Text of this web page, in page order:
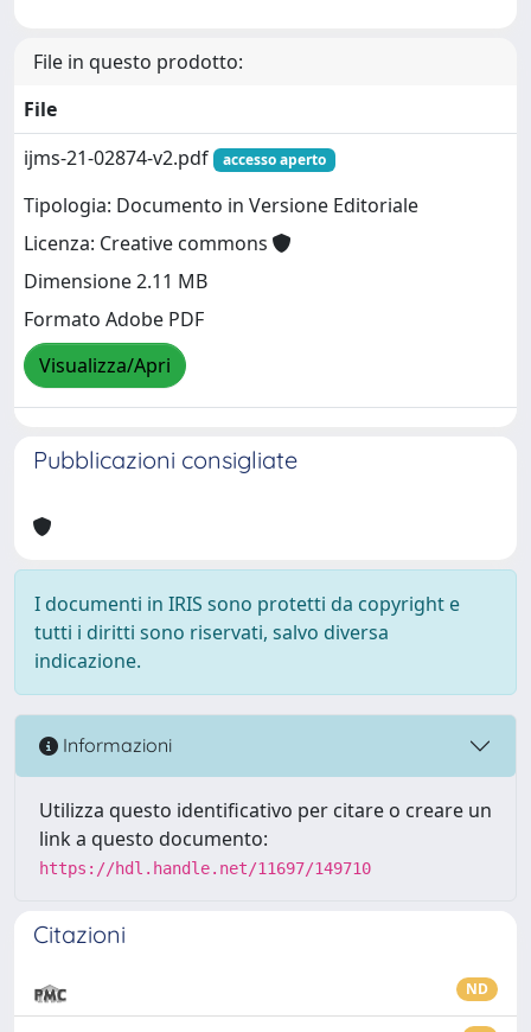
File in questo prodotto:
File
ijms-21-02874-v2.pdf
accesso aperto
Tipologia: Documento in Versione Editoriale
Licenza: Creative commons
Dimensione 2.11 MB
Formato Adobe PDF
Visualizza/Apri
Pubblicazioni consigliate
I documenti in IRIS sono protetti da copyright e
tutti i diritti sono riservati, salvo diversa
indicazione.
Informazioni
Utilizza questo identificativo per citare o creare un
link a questo documento:
https://hdl.handle.net/11697/149710
Citazioni
ND